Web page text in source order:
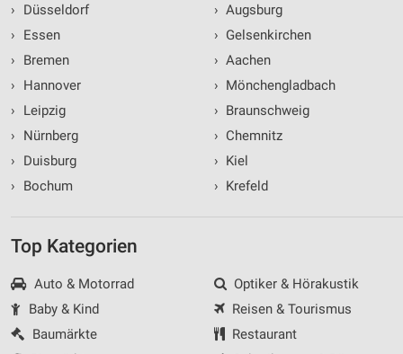
›
Düsseldorf
›
Essen
›
Bremen
›
Hannover
›
Leipzig
›
Nürnberg
›
Duisburg
›
Bochum
› Augsburg
› Gelsenkirchen
› Aachen
› Mönchengladbach
› Braunschweig
› Chemnitz
› Kiel
› Krefeld
Top Kategorien
Auto & Motorrad
Baby & Kind
Baumärkte
Optiker & Hörakustik
Reisen & Tourismus
Restaurant